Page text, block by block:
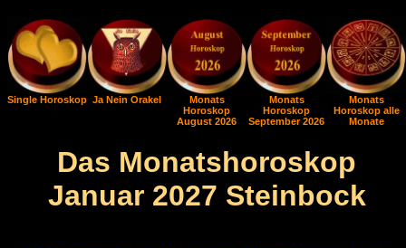
Single Horoskop Ja Nein Orakel
Monats
Horoskop
August 2026
Monats
Horoskop
September 2026
Monats
Horoskop alle
Monate
Das Monatshoroskop
Januar 2027 Steinbock